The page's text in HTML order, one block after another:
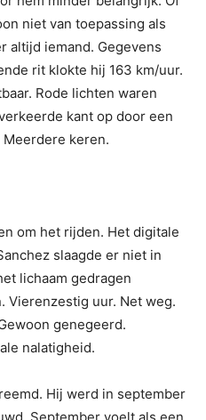
niet van toepassing als
altijd iemand. Gegevens
rit klokte hij 163 km/uur.
Rode lichten waren
kant op door een
Meerdere keren.
om het rijden. Het digitale
slaagde er niet in
lichaam gedragen
Vierenzestig uur. Net weg.
genegeerd.
nalatigheid.
Hij werd in september